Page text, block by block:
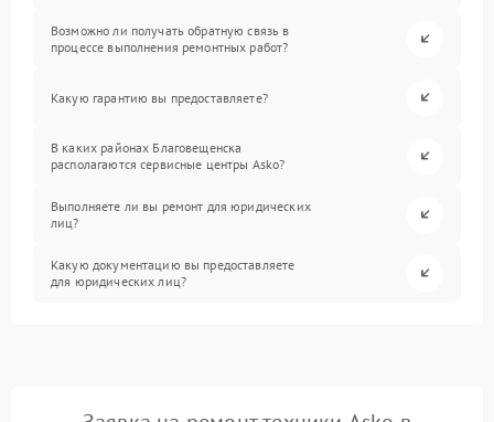
Возможно ли получать обратную связь в
процессе выполнения ремонтных работ?
Какую гарантию вы предоставляете?
В каких районах Благовещенска
располагаются сервисные центры Asko?
Выполняете ли вы ремонт для юридических
лиц?
Какую документацию вы предоставляете
для юридических лиц?